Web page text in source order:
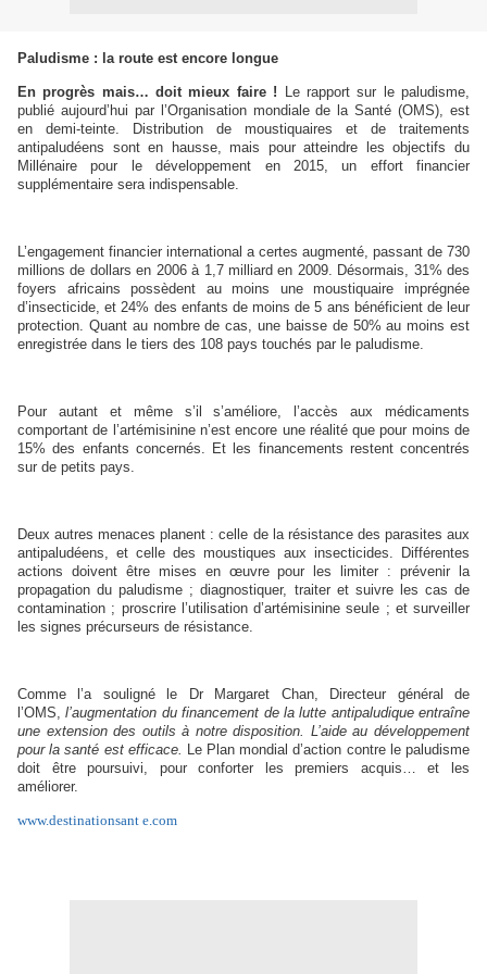
Paludisme : la route est encore longue
En progrès mais… doit mieux faire ! Le rapport sur le paludisme,
publié aujourd’hui par l’Organisation mondiale de la Santé (OMS), est
en demi-teinte. Distribution de moustiquaires et de traitements
antipaludéens sont en hausse, mais pour atteindre les objectifs du
Millénaire pour le développement en 2015, un effort financier
supplémentaire sera indispensable.
L’engagement financier international a certes augmenté, passant de 730
millions de dollars en 2006 à 1,7 milliard en 2009. Désormais, 31% des
foyers africains possèdent au moins une moustiquaire imprégnée
d’insecticide, et 24% des enfants de moins de 5 ans bénéficient de leur
protection. Quant au nombre de cas, une baisse de 50% au moins est
enregistrée dans le tiers des 108 pays touchés par le paludisme.
Pour autant et même s’il s’améliore, l’accès aux médicaments
comportant de l’artémisinine n’est encore une réalité que pour moins de
15% des enfants concernés. Et les financements restent concentrés
sur de petits pays.
Deux autres menaces planent : celle de la résistance des parasites aux
antipaludéens, et celle des moustiques aux insecticides. Différentes
actions doivent être mises en œuvre pour les limiter : prévenir la
propagation du paludisme ; diagnostiquer, traiter et suivre les cas de
contamination ; proscrire l’utilisation d’artémisinine seule ; et surveiller
les signes précurseurs de résistance.
Comme l’a souligné le Dr Margaret Chan, Directeur général de
l’OMS,l’augmentation du financement de la lutte antipaludique entraîne
une extension des outils à notre disposition. L’aide au développement
pour la santé est efficace. Le Plan mondial d’action contre le paludisme
doit être poursuivi, pour conforter les premiers acquis… et les
améliorer.
www.destinationsant e.com